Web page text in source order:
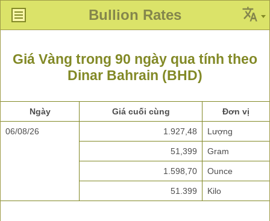
Bullion Rates
Giá Vàng trong 90 ngày qua tính theo
Dinar Bahrain (BHD)
Ngày Giá cuối cùng Đơn vị
06/08/26 1.927,48 Lượng
51,399 Gram
1.598,70 Ounce
51.399 Kilo